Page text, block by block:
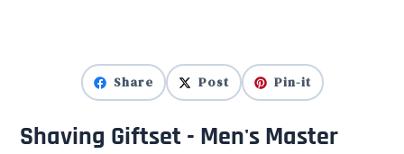
Share Post Pin-it
Shaving Giftset - Men's Master